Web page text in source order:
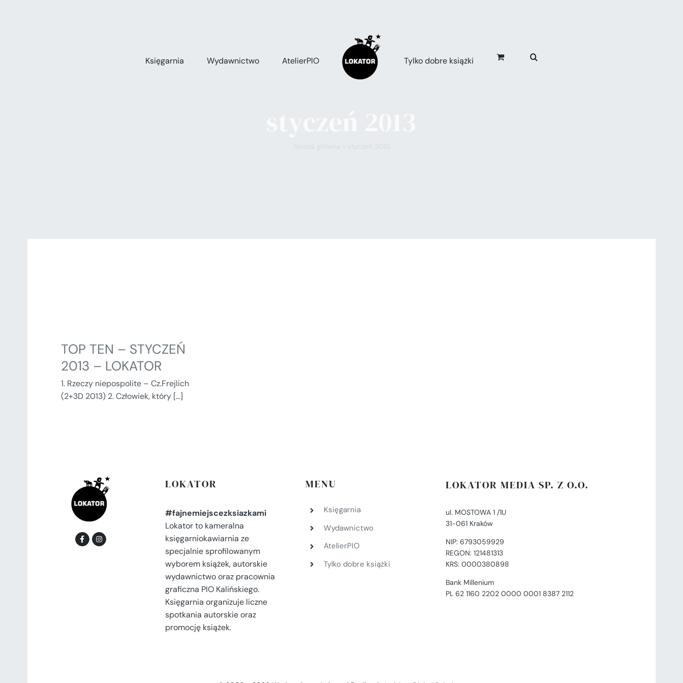
Księgarnia
Wydawnictwo AtelierPIO Tylko dobre książki
TOP TEN – STYCZEŃ
2013 – LOKATOR
1. Rzeczy niepospolite – Cz.Frejlich
(2+3D 2013) 2. Człowiek, który [...]
LOKATOR
#fajnemiejscezksiazkami
Lokator to kameralna
księgarniokawiarnia ze
specjalnie sprofilowanym
wyborem książek, autorskie
wydawnictwo oraz pracownia
graficzna PIO Kalińskiego.
Księgarnia organizuje liczne
spotkania autorskie oraz
promocję książek.
MENU
Księgarnia
Wydawnictwo
AtelierPIO
Tylko dobre książki
LOKATOR MEDIA SP. Z O.O.
ul. MOSTOWA 1 /1U
31-061 Kraków
NIP: 6793059929
REGON: 121481313
KRS: 0000380898
Bank Millenium
PL 62 1160 2202 0000 0001 8387 2112